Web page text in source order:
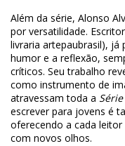
Além da série, Alonso
por versatilidade.
livraria artepaubrasil), já
humor e a reflexão,
críticos. Seu trabalho
como instrumento de
atravessam toda a
escrever para jovens é
oferecendo a cada
com novos olhos.